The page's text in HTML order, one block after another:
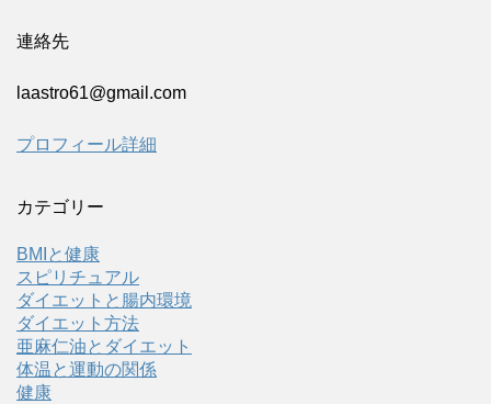
連絡先
laastro61@gmail.com
プロフィール詳細
カテゴリー
BMIと健康
スピリチュアル
ダイエットと腸内環境
ダイエット方法
亜麻仁油とダイエット
体温と運動の関係
健康